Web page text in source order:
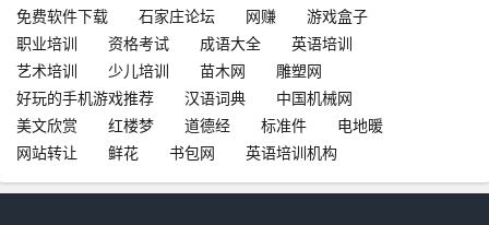
免费软件下载
石家庄论坛 网赚
游戏盒子
职业培训
资格考试 成语大全
英语培训
艺术培训
少儿培训 苗木网
雕塑网
好玩的手机游戏推荐
汉语词典
中国机械网
美文欣赏
红楼梦 道德经 标准件
电地暖
网站转让
鲜花 书包网 英语培训机构